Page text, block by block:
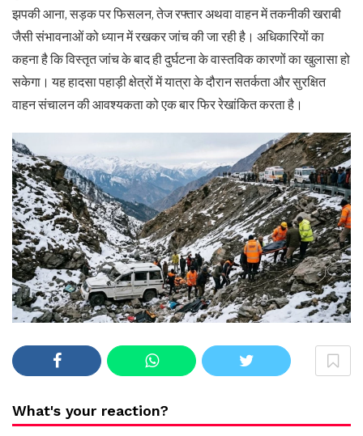
झपकी आना, सड़क पर फिसलन, तेज रफ्तार अथवा वाहन में तकनीकी खराबी
जैसी संभावनाओं को ध्यान में रखकर जांच की जा रही है। अधिकारियों का
कहना है कि विस्तृत जांच के बाद ही दुर्घटना के वास्तविक कारणों का खुलासा हो
सकेगा। यह हादसा पहाड़ी क्षेत्रों में यात्रा के दौरान सतर्कता और सुरक्षित
वाहन संचालन की आवश्यकता को एक बार फिर रेखांकित करता है।
What's your reaction?